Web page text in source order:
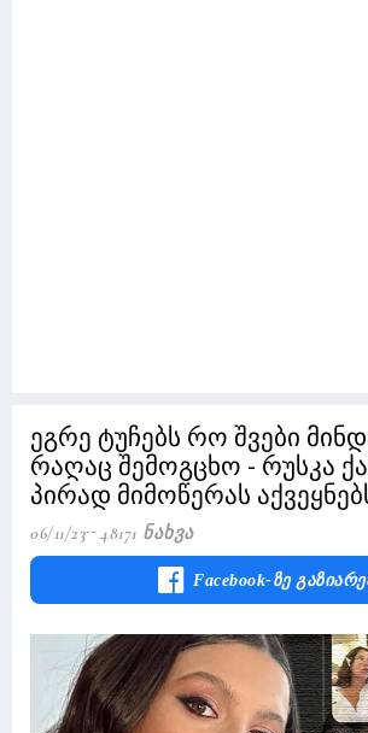
ეგრე ტუჩებს რო შვები
რაღაც შემოგცხო - რუსკა
პირად მიმოწერას
06/11/23 48171 Ნახვა
Facebook-Ზე